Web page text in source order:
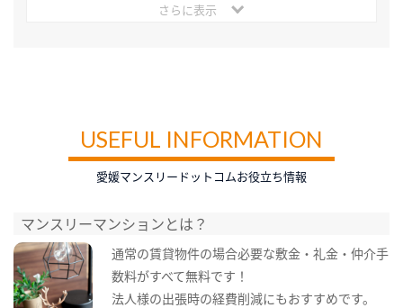
さらに表示
USEFUL INFORMATION
愛媛マンスリードットコムお役立ち情報
マンスリーマンションとは？
通常の賃貸物件の場合必要な敷金・礼金・仲介手
数料がすべて無料です！
法人様の出張時の経費削減にもおすすめです。